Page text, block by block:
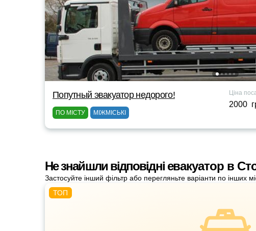
Попутный эвакуатор недорого!
ПО МІСТУ МІЖМІСЬКІ
Ціна
2000
Не знайшли відповідні евакуатор в
Застосуйте інший фільтр або перегляньте варіанти по інших